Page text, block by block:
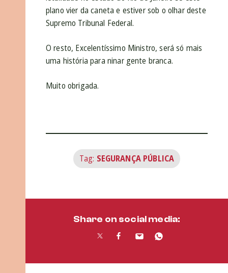
plano vier da caneta e estiver sob o olhar deste
Supremo Tribunal Federal.
O resto, Excelentíssimo Ministro, será só mais
uma história para ninar gente branca.
Muito obrigada.
Tag: SEGURANÇA PÚBLICA
Share on social media: